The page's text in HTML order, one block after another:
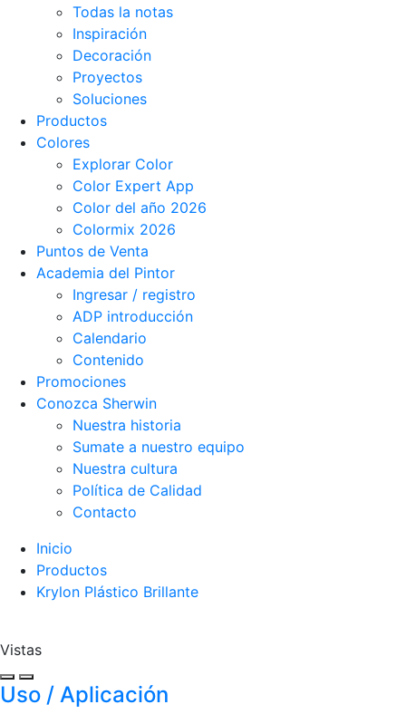
Todas la notas
Inspiración
Decoración
Proyectos
Soluciones
Productos
Colores
Explorar Color
Color Expert App
Color del año 2026
Colormix 2026
Puntos de Venta
Academia del Pintor
Ingresar / registro
ADP introducción
Calendario
Contenido
Promociones
Conozca Sherwin
Nuestra historia
Sumate a nuestro equipo
Nuestra cultura
Política de Calidad
Contacto
Inicio
Productos
Krylon Plástico Brillante
Vistas
Uso / Aplicación